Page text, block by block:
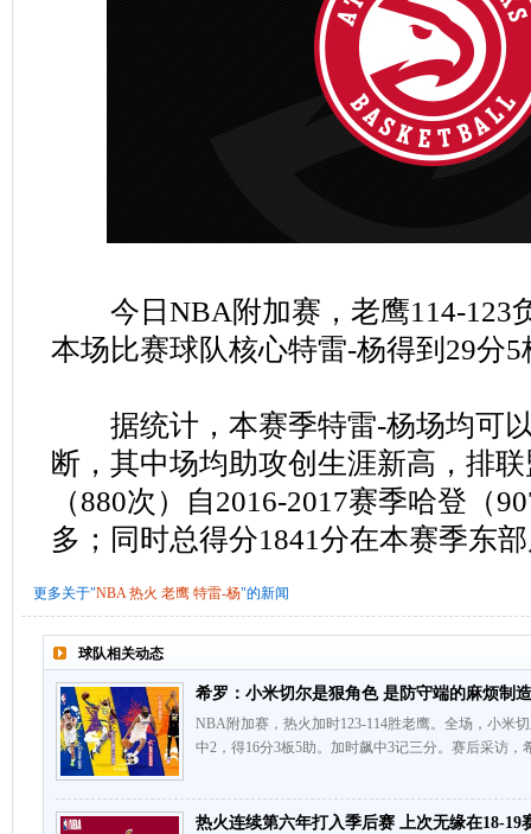
今日NBA附加赛，老鹰114-123
本场比赛球队核心特雷-杨得到29分5
据统计，本赛季特雷-杨场均可以
断，其中场均助攻创生涯新高，排
（880次）自2016-2017赛季哈登（
多；同时总得分1841分在本赛季东
更多关于"NBA 热火 老鹰 特雷-杨"的新闻
球队相关动态
希罗：小米切尔是狠角色 是防守端的麻烦制
NBA附加赛，热火加时123-114胜老鹰。全场，小米
中2，得16分3板5助。加时飙中3记三分。赛后采访
热火连续第六年打入季后赛 上次无缘在18-19